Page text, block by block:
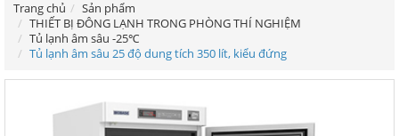
Trang chủ
Sản phẩm
THIẾT BỊ ĐÔNG LẠNH TRONG PHÒNG THÍ NGHIỆM
Tủ lạnh âm sâu -25℃
Tủ lạnh âm sâu 25 độ dung tích 350 lít, kiểu đứng